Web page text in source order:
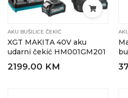
AKU BUŠILICE ČEKIĆ
XGT MAKITA 40V aku
udarni čekić HM001GM201
2199.00 KM